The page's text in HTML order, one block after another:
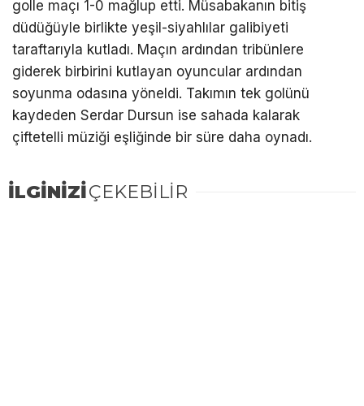
Facebook
Instagram
Youtube
golle maçı 1-0 mağlup etti. Müsabakanın bitiş
düdüğüyle birlikte yeşil-siyahlılar galibiyeti
taraftarıyla kutladı. Maçın ardından tribünlere
giderek birbirini kutlayan oyuncular ardından
soyunma odasına yöneldi. Takımın tek golünü
kaydeden Serdar Dursun ise sahada kalarak
çiftetelli müziği eşliğinde bir süre daha oynadı.
İLGİNİZİÇEKEBİLİR